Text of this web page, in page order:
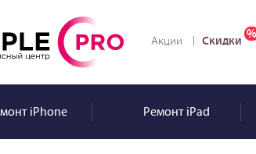
Акции Скидки
iPhone РемонтiPad